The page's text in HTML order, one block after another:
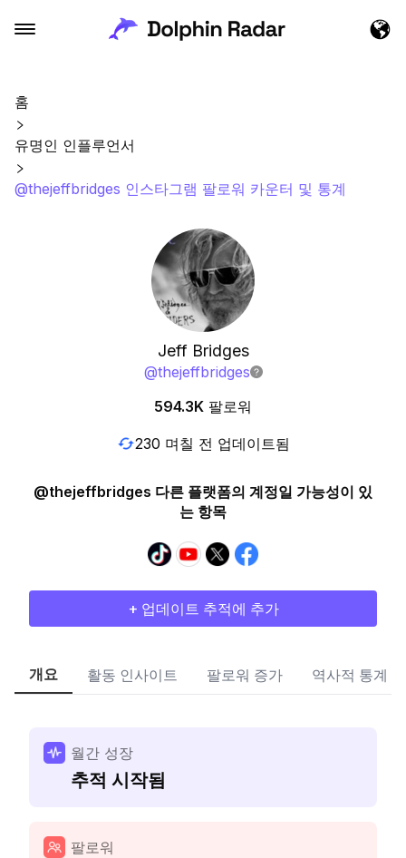
홈
유명인 인플루언서
@thejeffbridges 인스타그램 팔로워 카운터 및 통계
Jeff Bridges
@thejeffbridges
594.3K 팔로워
230 며칠 전 업데이트됨
@thejeffbridges 다른 플랫폼의 계정일 가능성이 있
는 항목
+ 업데이트 추적에 추가
개요 활동 인사이트 팔로워 증가 역사적 통계
월간 성장
추적 시작됨
팔로워